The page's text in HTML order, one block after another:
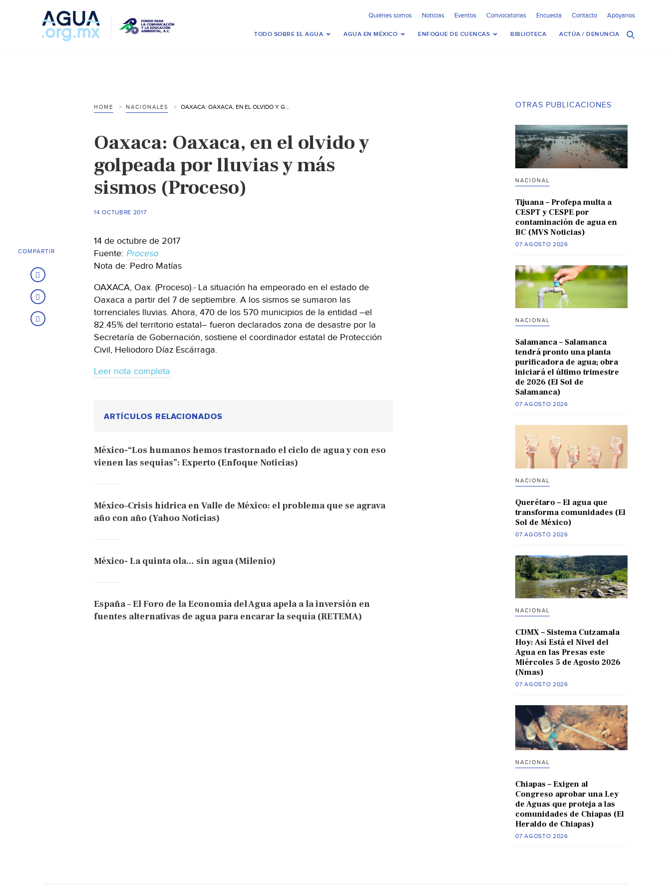
Quiénes somos Noticias Eventos Convocatorias Encuesta Contacto Apóyanos
TODO SOBRE EL AGUA AGUA EN MÉXICO ENFOQUE DE CUENCAS BIBLIOTECA ACTÚA / DENUNCIA
HOME NACIONALES OAXACA: OAXACA, EN EL OLVIDO Y GOLPEADA POR LLUVIAS Y MÁS SISMOS (PROCESO)
Oaxaca: Oaxaca, en el olvido y
golpeada por lluvias y más
sismos (Proceso)
14 OCTUBRE 2017
14 de octubre de 2017
Fuente: Proceso
Nota de: Pedro Matías
OAXACA, Oax. (Proceso).- La situación ha empeorado en el estado de
Oaxaca a partir del 7 de septiembre. A los sismos se sumaron las
torrenciales lluvias. Ahora, 470 de los 570 municipios de la entidad –el
82.45% del territorio estatal– fueron declarados zona de desastre por la
Secretaría de Gobernación, sostiene el coordinador estatal de Protección
Civil, Heliodoro Díaz Escárraga.
Leer nota completa
ARTÍCULOS RELACIONADOS
México-“Los humanos hemos trastornado el ciclo de agua y con eso
vienen las sequias”: Experto (Enfoque Noticias)
México–Crisis hídrica en Valle de México: el problema que se agrava
año con año (Yahoo Noticias)
México- La quinta ola… sin agua (Milenio)
España – El Foro de la Economía del Agua apela a la inversión en
fuentes alternativas de agua para encarar la sequía (RETEMA)
COMPARTIR
OTRAS PUBLICACIONES
NACIONAL
Tijuana – Profepa multa a
CESPT y CESPE por
contaminación de agua en
BC (MVS Noticias)
07 AGOSTO 2026
NACIONAL
Salamanca – Salamanca
tendrá pronto una planta
purificadora de agua; obra
iniciará el último trimestre
de 2026 (El Sol de
Salamanca)
07 AGOSTO 2026
NACIONAL
Querétaro – El agua que
transforma comunidades (El
Sol de México)
07 AGOSTO 2026
NACIONAL
CDMX – Sistema Cutzamala
Hoy: Así Está el Nivel del
Agua en las Presas este
Miércoles 5 de Agosto 2026
(Nmas)
07 AGOSTO 2026
NACIONAL
Chiapas – Exigen al
Congreso aprobar una Ley
de Aguas que proteja a las
comunidades de Chiapas (El
Heraldo de Chiapas)
07 AGOSTO 2026